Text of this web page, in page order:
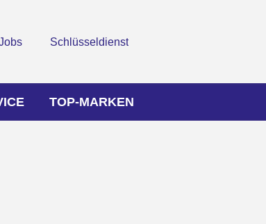
Schlüsseldienst
TOP-MARKEN